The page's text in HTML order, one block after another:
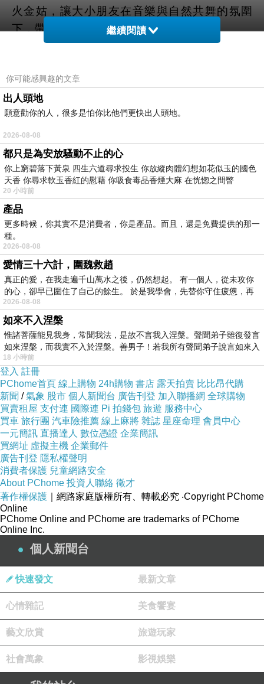
火金姑，讓大小朋友在音樂與自然共舞的氛圍
下，帶走滿滿的知識與感動。
繼續閱讀
你可能感興趣的文章
出人頭地
願意勸你的人，很多是怕你比他們更快出人頭地。
2026-08-08
都只是為安放騷動不止的心
你上窮碧落下黃泉 四生六道尋求投生 你放縱肉體幻想如花似玉的國色
天香 你尋求軟玉香紅的慰藉 你吸食毒品香煙大麻 在恍惚之間瞥
20 小時前
產品
更多時候，你其實不是消費者，你是產品。而且，還是免費提供的那一
種。
2026-08-08
愛情三十六計，圍魏救趙
真正的愛，在我走遍千山萬水之後，仍然想起。 有一個人，從未攻你
的心，卻早已圍住了自己的餘生。 於是我學會，先替你守住疲憊，再
2026-08-08
如來不入涅槃
惟諸菩薩能見我身，常聞我法，是故不言我入涅槃。聲聞弟子雖復發言
如來涅槃，而我實不入於涅槃。善男子！若我所有聲聞弟子說言如來入
18 小時前
登入 註冊
PChome首頁 線上購物 24h購物 書店 露天拍賣 比比昂代購
新聞 /氣象 股市 個人新聞台 廣告刊登 加入聯播網 全球購物
買賣租屋 支付連 國際連 Pi 拍錢包 旅遊 服務中心
買車 旅行團 汽車險推薦 線上麻將 雜誌 星座命理 會員中心
一元簡訊 直播達人 數位憑證 企業簡訊
買網址 虛擬主機 企業郵件
廣告刊登 隱私權聲明
消費者保護 兒童網路安全
About PChome 投資人聯絡 徵才
著作權保護 ｜網路家庭版權所有、轉載必究 ‧Copyright PChome
Online
PChome Online and PChome are trademarks of PChome
Online Inc.
個人新聞台
快速發文 最新文章
心情雜記 美食饗宴
藝文欣賞 旅遊玩家
社會萬象 影視娛樂